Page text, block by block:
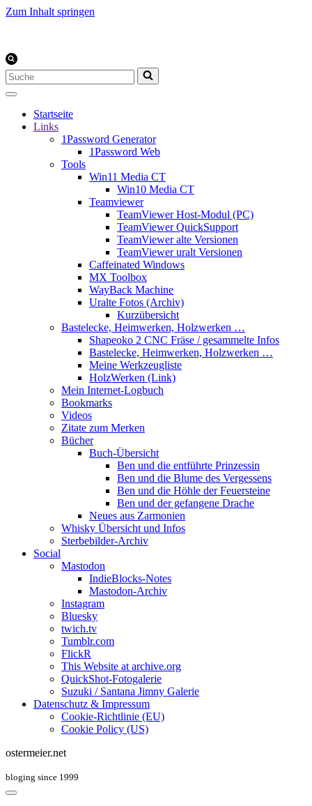
Zum Inhalt springen
Suchen
nach …
Startseite
Links
1Password Generator
1Password Web
Tools
Win11 Media CT
Win10 Media CT
Teamviewer
TeamViewer Host-Modul (PC)
TeamViewer QuickSupport
TeamViewer alte Versionen
TeamViewer uralt Versionen
Caffeinated Windows
MX Toolbox
WayBack Machine
Uralte Fotos (Archiv)
Kurzübersicht
Bastelecke, Heimwerken, Holzwerken …
Shapeoko 2 CNC Fräse / gesammelte Infos
Bastelecke, Heimwerken, Holzwerken …
Meine Werkzeugliste
HolzWerken (Link)
Mein Internet-Logbuch
Bookmarks
Videos
Zitate zum Merken
Bücher
Buch-Übersicht
Ben und die entführte Prinzessin
Ben und die Blume des Vergessens
Ben und die Höhle der Feuersteine
Ben und der gefangene Drache
Neues aus Zarmonien
Whisky Übersicht und Infos
Sterbebilder-Archiv
Social
Mastodon
IndieBlocks-Notes
Mastodon-Archiv
Instagram
Bluesky
twich.tv
Tumblr.com
FlickR
This Website at archive.org
QuickShot-Fotogalerie
Suzuki / Santana Jimny Galerie
Datenschutz & Impressum
Cookie-Richtlinie (EU)
Cookie Policy (US)
ostermeier.net
bloging since 1999